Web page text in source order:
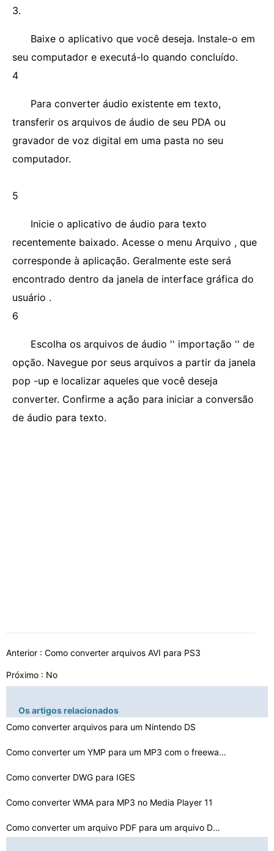
3.
Baixe o aplicativo que você deseja. Instale-o em
seu computador e executá-lo quando concluído.
4
Para converter áudio existente em texto,
transferir os arquivos de áudio de seu PDA ou
gravador de voz digital em uma pasta no seu
computador.
5
Inicie o aplicativo de áudio para texto
recentemente baixado. Acesse o menu Arquivo , que
corresponde à aplicação. Geralmente este será
encontrado dentro da janela de interface gráfica do
usuário .
6
Escolha os arquivos de áudio '' importação '' de
opção. Navegue por seus arquivos a partir da janela
pop -up e localizar aqueles que você deseja
converter. Confirme a ação para iniciar a conversão
de áudio para texto.
Anterior : Como converter arquivos AVI para PS3
Próximo : No
Os artigos relacionados
Como converter arquivos para um Nintendo DS
Como converter um YMP para um MP3 com o freeware
Como converter DWG para IGES
Como converter WMA para MP3 no Media Player 11
Como converter um arquivo PDF para um arquivo DWG ou DX…